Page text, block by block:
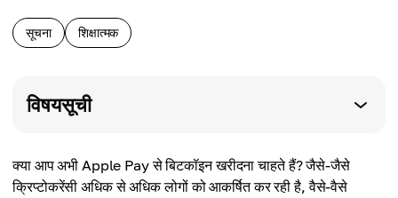
सूचना शिक्षात्मक
विषयसूची
क्या आप अभी Apple Pay से बिटकॉइन खरीदना चाहते हैं? जैसे-जैसे
क्रिप्टोकरेंसी अधिक से अधिक लोगों को आकर्षित कर रही है, वैसे-वैसे